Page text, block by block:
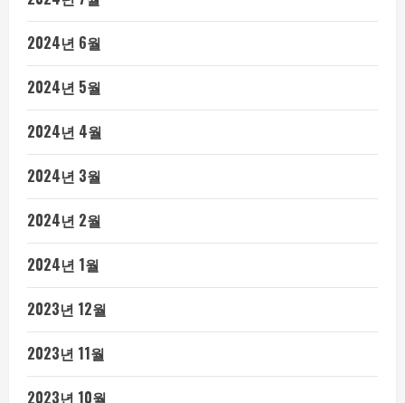
2024년 6월
2024년 5월
2024년 4월
2024년 3월
2024년 2월
2024년 1월
2023년 12월
2023년 11월
2023년 10월